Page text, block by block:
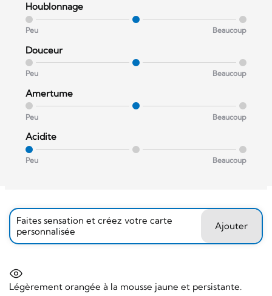
Houblonnage
Peu Beaucoup
Douceur
Peu Beaucoup
Amertume
Peu Beaucoup
Acidite
Peu Beaucoup
Faites sensation et créez votre carte
personnalisée
Ajouter
Légèrement orangée à la mousse jaune et persistante.